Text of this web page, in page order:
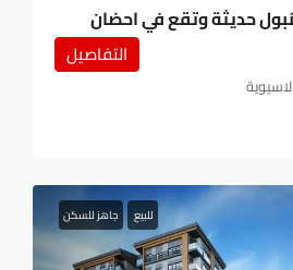
حديثة وتقع في احضان
التفاصيل
للبيع جاهز للسكن